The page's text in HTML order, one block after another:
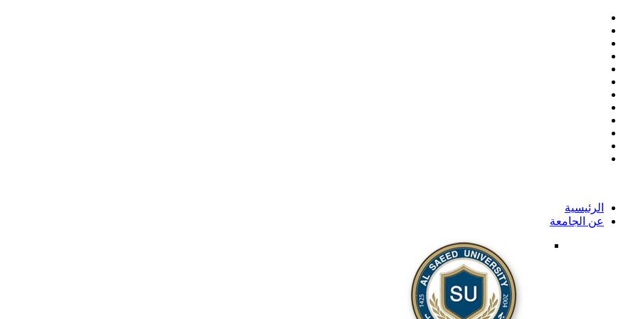
الرئيسية
عن الجامعة